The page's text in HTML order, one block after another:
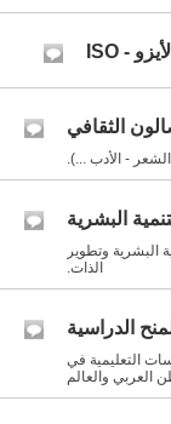
الأيزو - ISO
الثقافي
- الأدب ...).
البشرية
البشرية وتطوير
الذات.
الدراسية
التعليمية في
العربي والعالم